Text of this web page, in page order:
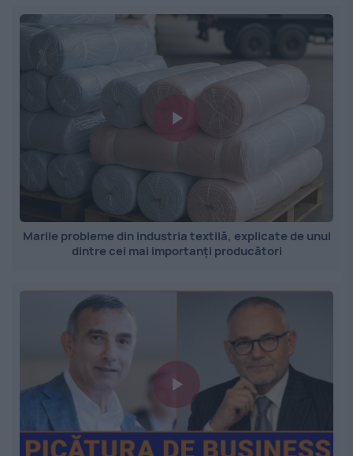
Marile probleme din industria textilă, explicate de unul
dintre cei mai importanți producători